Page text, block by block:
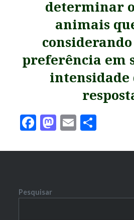
determinar
animais
preferência em
intensidade
Facebook
Mastodon
EmailShare
Pesquisar